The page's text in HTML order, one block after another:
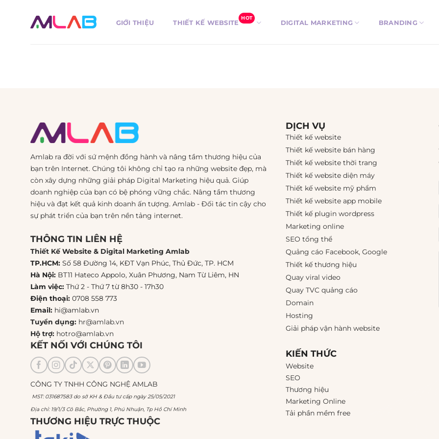
GIỚI THIỆU THIẾT KẾ WEBSITE
HOT
DIGITAL MARKETING BRANDING
Amlab ra đời với sứ mệnh đồng hành và nâng tầm thương hiệu của
bạn trên Internet. Chúng tôi không chỉ tạo ra những website đẹp, mà
còn xây dựng những giải pháp Digital Marketing hiệu quả. Giúp
doanh nghiệp của bạn có bệ phóng vững chắc. Nâng tầm thương
hiệu và đạt kết quả kinh doanh ấn tượng. Amlab - Đối tác tin cậy cho
sự phát triển của bạn trên nền tảng internet.
THÔNG TIN LIÊN HỆ
Thiết Kế Website & Digital Marketing Amlab
TP.HCM: Số 58 Đường 14, KĐT Vạn Phúc, Thủ Đức, TP. HCM
Hà Nội: BT11 Hateco Appolo, Xuân Phương, Nam Từ Liêm, HN
Làm việc: Thứ 2 - Thứ 7 từ 8h30 - 17h30
Điện thoại: 0708 558 773
Email: hi@amlab.vn
Tuyển dụng: hr@amlab.vn
Hộ trợ: hotro@amlab.vn
KẾT NỐI VỚI CHÚNG TÔI
CÔNG TY TNHH CÔNG NGHỆ AMLAB
MST: 031687583 do sở KH & Đầu tư cấp ngày 25/05/2021
Địa chỉ: 19/1/3 Cô Bắc, Phường 1, Phú Nhuận, Tp Hồ Chí Minh
THƯƠNG HIỆU TRỰC THUỘC
DỊCH VỤ
Thiết kế website
Thiết kế website bán hàng
Thiết kế website thời trang
Thiết kế website diện máy
Thiết kế website mỹ phẩm
Thiết kế website app mobile
Thiết kế plugin wordpress
Marketing online
SEO tổng thể
Quảng cáo Facebook, Google
Thiết kế thương hiệu
Quay viral video
Quay TVC quảng cáo
Domain
Hosting
Giải pháp vận hành website
KIẾN THỨC
Website
SEO
Thương hiệu
Marketing Online
Tải phần mềm free